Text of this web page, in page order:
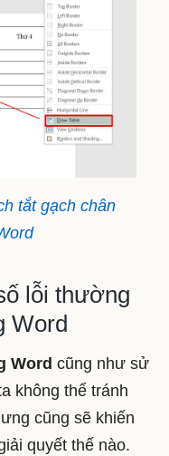
tắt gạch chân
lỗi thường
Word
Word cũng như sử
không thể tránh
cũng sẽ khiến
quyết thế nào.